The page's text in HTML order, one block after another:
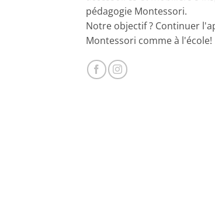
pédagogie Montessori.
Notre objectif ? Continuer
Montessori comme à l'école!